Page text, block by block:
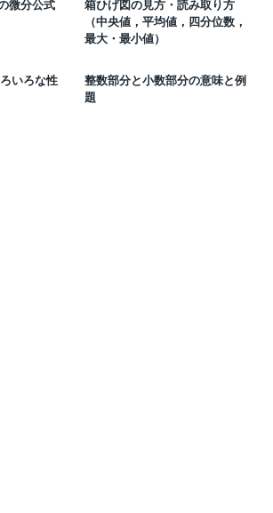
微分公式
箱ひげ図の見方・読み取り方
（中央値，平均値，四分位数，
最大・最小値）
いろな性
整数部分と小数部分の意味と例
題